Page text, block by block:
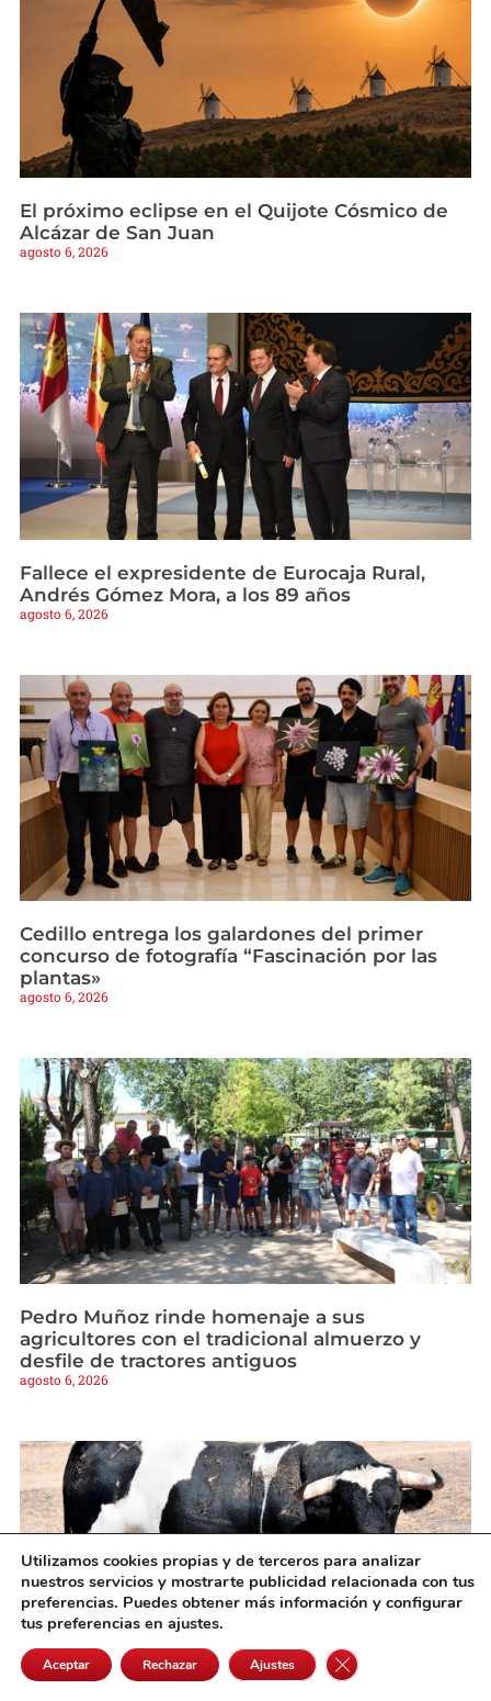
El próximo eclipse en el Quijote Cósmico de
Alcázar de San Juan
agosto 6, 2026
Fallece el expresidente de Eurocaja Rural,
Andrés Gómez Mora, a los 89 años
agosto 6, 2026
Cedillo entrega los galardones del primer
concurso de fotografía “Fascinación por las
plantas»
agosto 6, 2026
Pedro Muñoz rinde homenaje a sus
agricultores con el tradicional almuerzo y
desfile de tractores antiguos
agosto 6, 2026
Utilizamos cookies propias y de terceros para analizar
nuestros servicios y mostrarte publicidad relacionada con tus
preferencias. Puedes obtener más información y configurar
tus preferencias en ajustes.
Aceptar Rechazar Ajustes Cerrar el banner de